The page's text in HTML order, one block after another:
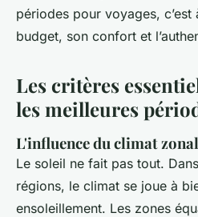
périodes pour voyages,
budget, son confort et
Les critères
les meilleures
L'influence du climat
Le soleil ne fait pas tout.
régions, le climat se joue à
ensoleillement. Les zones